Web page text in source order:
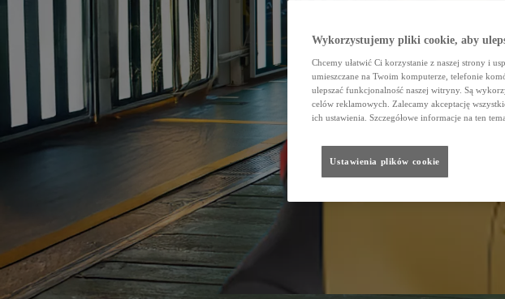
Wykorzystujemy pliki cookie, aby
Chcemy ułatwić Ci korzystanie z naszej strony i
umieszczane na Twoim komputerze, telefonie
ulepszać funkcjonalność naszej witryny. Są
celów reklamowych. Zalecamy akceptację
ich ustawienia. Szczegółowe informacje na ten
Ustawienia plików cookie